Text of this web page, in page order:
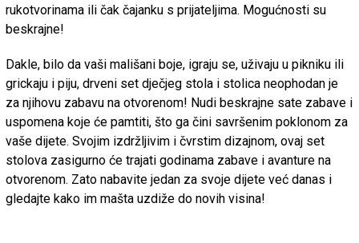
rukotvorinama ili čak čajanku s prijateljima. Mogućnosti su
beskrajne!
Dakle, bilo da vaši mališani boje, igraju se, uživaju u pikniku ili
grickaju i piju, drveni set dječjeg stola i stolica neophodan je
za njihovu zabavu na otvorenom! Nudi beskrajne sate zabave i
uspomena koje će pamtiti, što ga čini savršenim poklonom za
vaše dijete. Svojim izdržljivim i čvrstim dizajnom, ovaj set
stolova zasigurno će trajati godinama zabave i avanture na
otvorenom. Zato nabavite jedan za svoje dijete već danas i
gledajte kako im mašta uzdiže do novih visina!